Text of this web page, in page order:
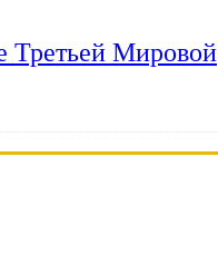
Третьей Мировой